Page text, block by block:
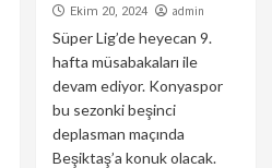
Ekim 20, 2024 admin
Süper Lig’de heyecan 9.
hafta müsabakaları ile
devam ediyor. Konyaspor
bu sezonki beşinci
deplasman maçında
Beşiktaş’a konuk olacak.